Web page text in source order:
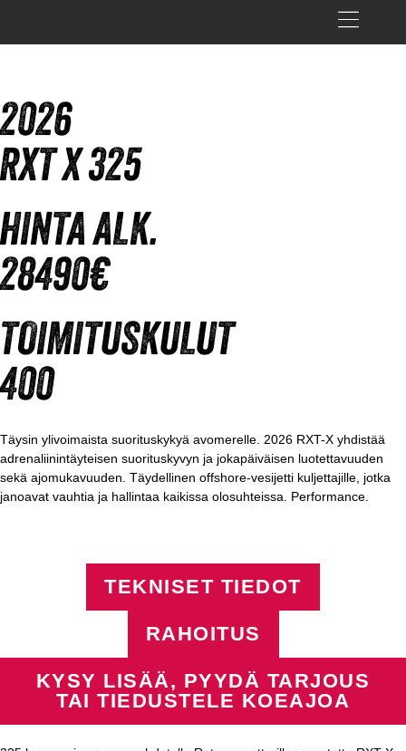
2026
RXT X 325
HINTA ALK.
28490€
TOIMITUSKULUT
400
Täysin ylivoimaista suorituskykyä avomerelle. 2026 RXT-X yhdistää
adrenaliinintäyteisen suorituskyvyn ja jokapäiväisen luotettavuuden
sekä ajomukavuuden. Täydellinen offshore-vesijetti kuljettajille, jotka
janoavat vauhtia ja hallintaa kaikissa olosuhteissa. Performance.
TEKNISET TIEDOT
RAHOITUS
KYSY LISÄÄ, PYYDÄ TARJOUS
TAI TIEDUSTELE KOEAJOA